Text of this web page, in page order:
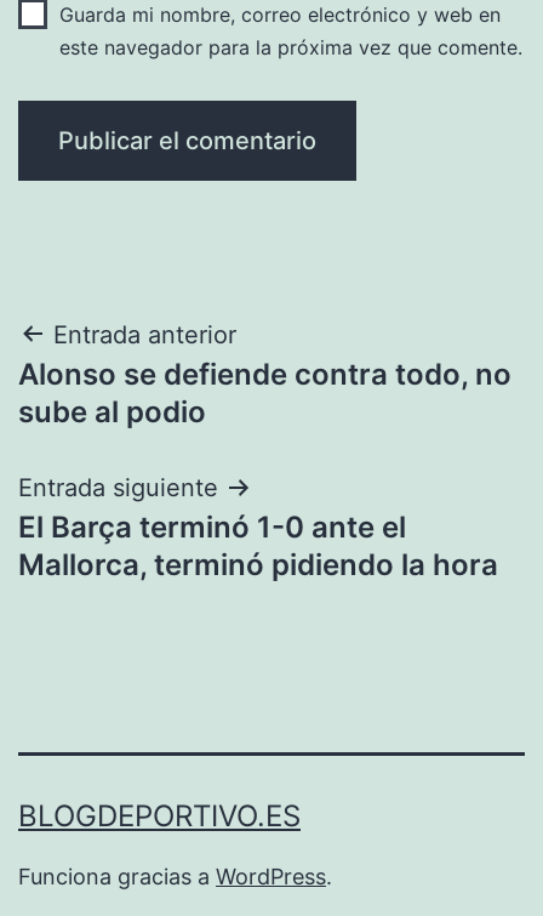
Guarda mi nombre, correo electrónico y web en
este navegador para la próxima vez que comente.
Navegación
de
Entrada anterior
Alonso se defiende contra todo, no
sube al podio
Entrada siguiente
El Barça terminó 1-0 ante el
Mallorca, terminó pidiendo la hora
BLOGDEPORTIVO.ES
Funciona gracias a WordPress.